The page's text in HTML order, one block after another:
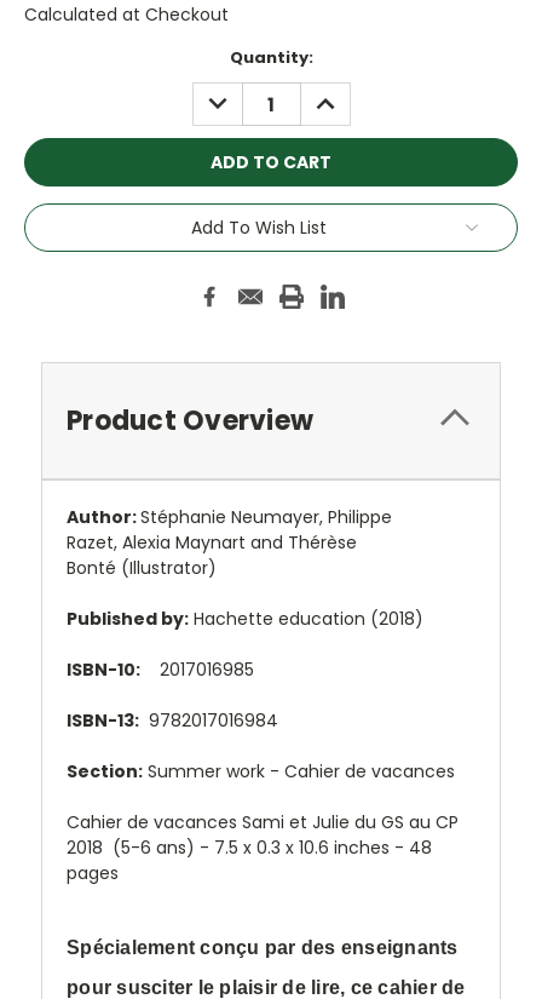
Calculated at Checkout
Quantity:
DECREASE
QUANTITY:
INCREASE
QUANTITY:
Add To Wish List
Product Overview
Author:Stéphanie Neumayer, Philippe
Razet, Alexia Maynart and Thérèse
Bonté (Illustrator)
Published by: Hachette education (2018)
ISBN-10: 2017016985
ISBN-13: 9782017016984
Section: Summer work - Cahier de vacances
Cahier de vacances Sami et Julie du GS au CP
2018 (5-6 ans) - 7.5 x 0.3 x 10.6 inches - 48
pages
Spécialement conçu par des enseignants
pour susciter le plaisir de lire, ce cahier de